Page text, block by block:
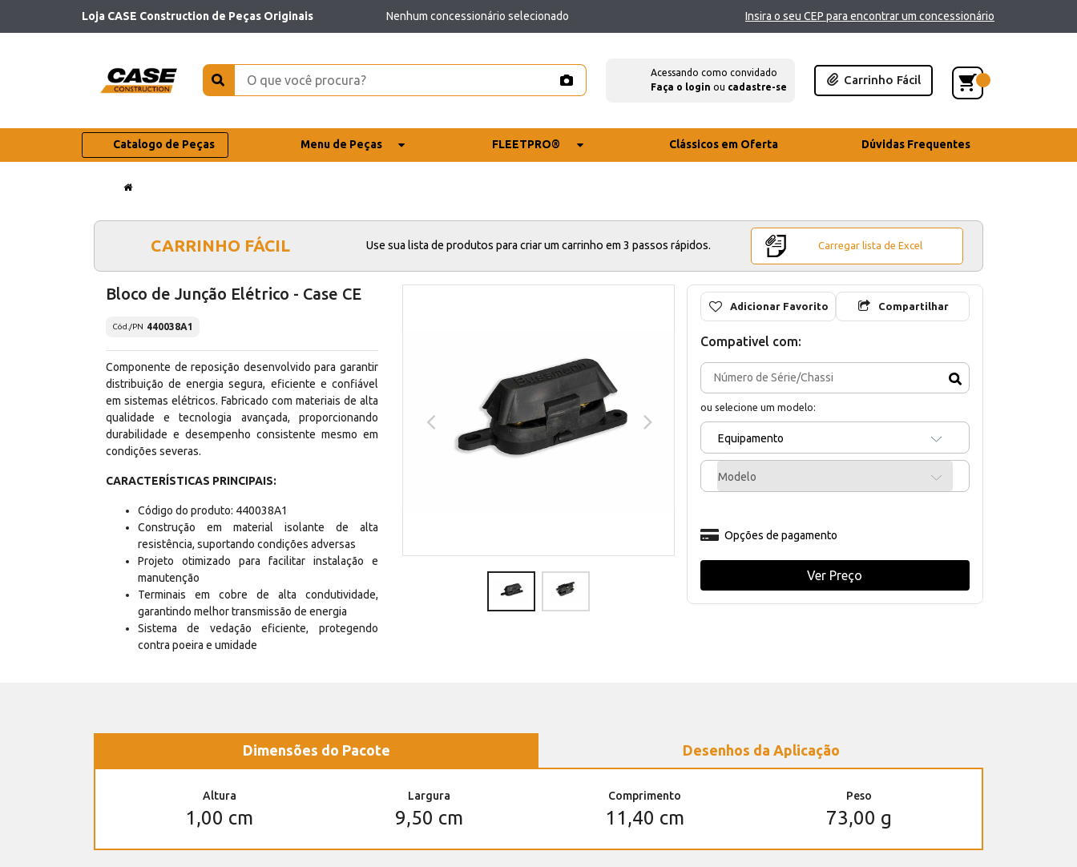
Loja CASE Construction de Peças Originais Nenhum concessionário selecionado Insira o seu CEP para encontrar um concessionário
Acessando como convidado
Faça o login ou cadastre-se
Carrinho Fácil
Catalogo de Peças Menu de Peças FLEETPRO® Clássicos em Oferta Dúvidas Frequentes
CARRINHO FÁCIL Use sua lista de produtos para criar um carrinho em 3 passos rápidos. Carregar lista de Excel
Bloco de Junção Elétrico - Case CE
Cód./PN 440038A1
Componente de reposição desenvolvido para garantir
distribuição de energia segura, eficiente e confiável
em sistemas elétricos. Fabricado com materiais de alta
qualidade e tecnologia avançada, proporcionando
durabilidade e desempenho consistente mesmo em
condições severas.
CARACTERÍSTICAS PRINCIPAIS:
Código do produto: 440038A1
Construção em material isolante de alta
resistência, suportando condições adversas
Projeto otimizado para facilitar instalação e
manutenção
Terminais em cobre de alta condutividade,
garantindo melhor transmissão de energia
Sistema de vedação eficiente, protegendo
contra poeira e umidade
Adicionar Favorito Compartilhar
Compativel com:
ou selecione um modelo:
Equipamento
Modelo
Opções de pagamento
Ver Preço
Dimensões do Pacote Desenhos da Aplicação
Altura
1,00 cm
Largura
9,50 cm
Comprimento
11,40 cm
Peso
73,00 g